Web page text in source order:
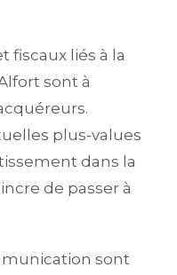
fiscaux liés à la
sont à
plus-values
dans la
de passer à
sont